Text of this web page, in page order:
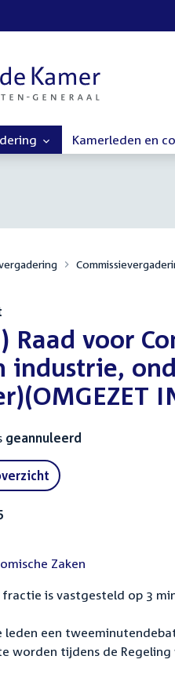
Kamerleden en
Raad voor
industrie,
geannuleerd
Zaken
fractie is vastgesteld op 3
leden een
worden tijdens de